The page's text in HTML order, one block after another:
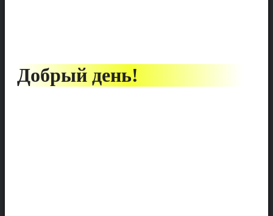
Добрый день!